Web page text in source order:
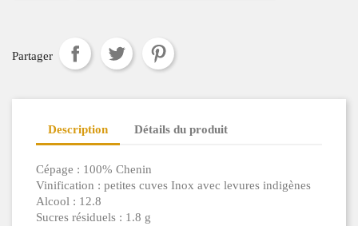
Partager
Description Détails du produit
Cépage : 100% Chenin
Vinification : petites cuves Inox avec levures indigènes
Alcool : 12.8
Sucres résiduels : 1.8 g